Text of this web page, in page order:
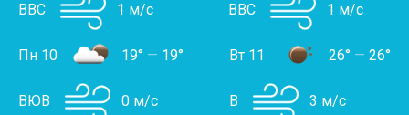
ВВС 1 м/с ВВС 1 м/с
Пн 10 19° — 19°
ВЮВ 0 м/с
Вт 11 26° — 26°
В 3 м/с